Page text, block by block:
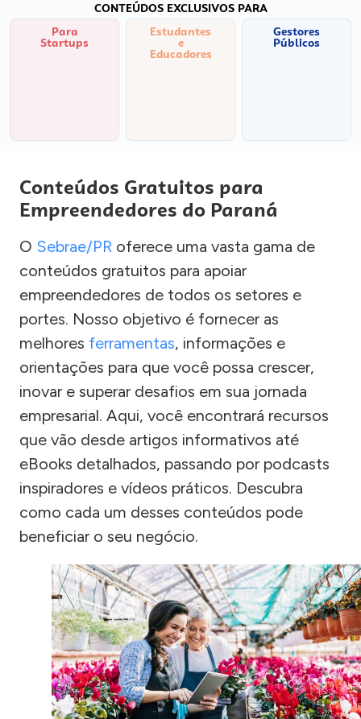
CONTEÚDOS EXCLUSIVOS PARA
Para
Startups
Estudantes
e
Educadores
Gestores
Públicos
Conteúdos Gratuitos para
Empreendedores do Paraná
O Sebrae/PR oferece uma vasta gama de
conteúdos gratuitos para apoiar
empreendedores de todos os setores e
portes. Nosso objetivo é fornecer as
melhores ferramentas, informações e
orientações para que você possa crescer,
inovar e superar desafios em sua jornada
empresarial. Aqui, você encontrará recursos
que vão desde artigos informativos até
eBooks detalhados, passando por podcasts
inspiradores e vídeos práticos. Descubra
como cada um desses conteúdos pode
beneficiar o seu negócio.